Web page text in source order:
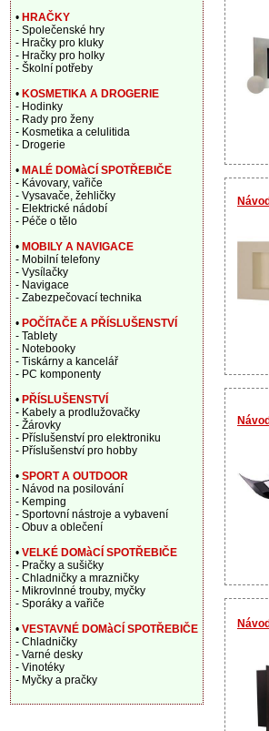
• HRAČKY
- Společenské hry
- Hračky pro kluky
- Hračky pro holky
- Školní potřeby
• KOSMETIKA A DROGERIE
- Hodinky
- Rady pro ženy
- Kosmetika a celulitida
- Drogerie
• MALÉ DOMàCÍ SPOTŘEBIČE
- Kávovary, vařiče
- Vysavače, žehličky
- Elektrické nádobí
- Péče o tělo
• MOBILY A NAVIGACE
- Mobilní telefony
- Vysílačky
- Navigace
- Zabezpečovací technika
• POČÍTAČE A PŘÍSLUŠENSTVÍ
- Tablety
- Notebooky
- Tiskárny a kancelář
- PC komponenty
• PŘÍSLUŠENSTVÍ
- Kabely a prodlužovačky
- Žárovky
- Příslušenství pro elektroniku
- Příslušenství pro hobby
• SPORT A OUTDOOR
- Návod na posilování
- Kemping
- Sportovní nástroje a vybavení
- Obuv a oblečení
• VELKÉ DOMàCÍ SPOTŘEBIČE
- Pračky a sušičky
- Chladničky a mrazničky
- Mikrovlnné trouby, myčky
- Sporáky a vařiče
• VESTAVNÉ DOMàCÍ SPOTŘEBIČE
- Chladničky
- Varné desky
- Vinotéky
- Myčky a pračky